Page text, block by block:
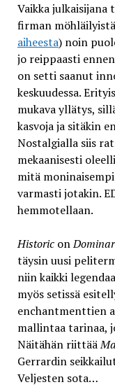
Vaikka julkaisijana
firman
aiheesta) noin
jo reippaasti
on setti saanut
keskuudessa.
mukava yllätys,
kasvoja ja sitäkin
Nostalgialla siis
mekaanisesti
mitä
varmasti jotakin.
hemmotellaan.
Historicon
täysin uusi
niin kaikki
myös setissä
enchantmenttien
mallintaa tarinaa,
Näitähän riittää
Gerrardin
Veljesten sota…